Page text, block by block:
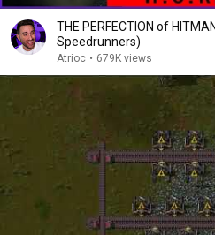
THE PERFECTION of
Speedrunners)
Atrioc • 679K views